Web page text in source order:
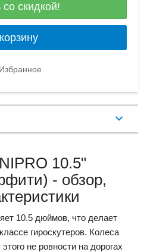
со скидкой!
Избранное
10.5"
- обзор,
10.5 дюймов, что делает
гироскутеров. Колеса
не ровности на дорогах